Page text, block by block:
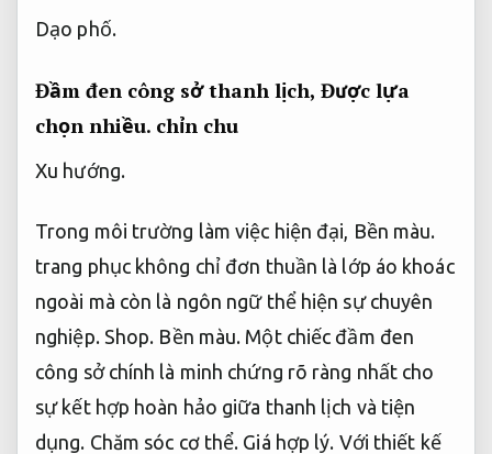
Dạo phố.
Đầm đen công sở thanh lịch, Được lựa
chọn nhiều. chỉn chu
Xu hướng.
Trong môi trường làm việc hiện đại, Bền màu.
trang phục không chỉ đơn thuần là lớp áo khoác
ngoài mà còn là ngôn ngữ thể hiện sự chuyên
nghiệp. Shop. Bền màu. Một chiếc đầm đen
công sở chính là minh chứng rõ ràng nhất cho
sự kết hợp hoàn hảo giữa thanh lịch và tiện
dụng. Chăm sóc cơ thể. Giá hợp lý. Với thiết kế